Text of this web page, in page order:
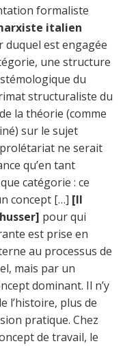
formaliste
italien
duquel est engagée
une structure
du
structuraliste du
la théorie (comme
sur le sujet
ne serait
qu’en tant
catégorie : ce
concept […] [Il
pour qui
est prise en
au processus de
mais par un
dominant. Il n’y
l’histoire, plus de
pratique. Chez
de travail, le